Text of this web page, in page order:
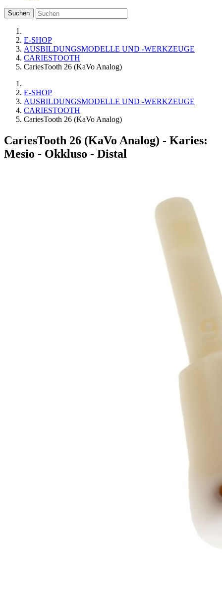
Suchen
E-SHOP
AUSBILDUNGSMODELLE UND -WERKZEUGE
CARIESTOOTH
CariesTooth 26 (KaVo Analog)
E-SHOP
AUSBILDUNGSMODELLE UND -WERKZEUGE
CARIESTOOTH
CariesTooth 26 (KaVo Analog)
CariesTooth 26 (KaVo Analog) - Karies:
Mesio - Okkluso - Distal